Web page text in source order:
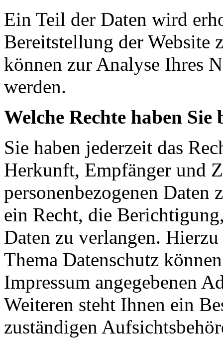
Ein Teil der Daten wird
Bereitstellung der Website
können zur Analyse Ihres
werden.
Welche Rechte haben
Sie haben jederzeit das
Herkunft, Empfänger und
personenbezogenen Daten
ein Recht, die
Daten zu verlangen.
Thema Datenschutz
Impressum angegebenen
Weiteren steht Ihnen ein
zuständigen